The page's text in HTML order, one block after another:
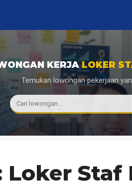
KERJALOKER
Temukan lowongan pekerjaan
Loker Staf